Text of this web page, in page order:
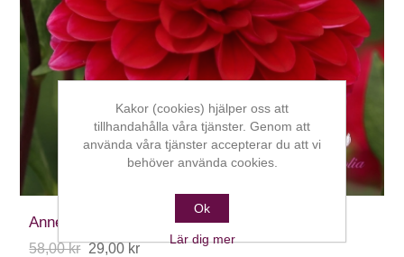
Anne Cornelia
58,00 kr 29,00 kr
Kakor (cookies) hjälper oss att
tillhandahålla våra tjänster. Genom att
använda våra tjänster accepterar du att vi
behöver använda cookies.
Ok
Lär dig mer